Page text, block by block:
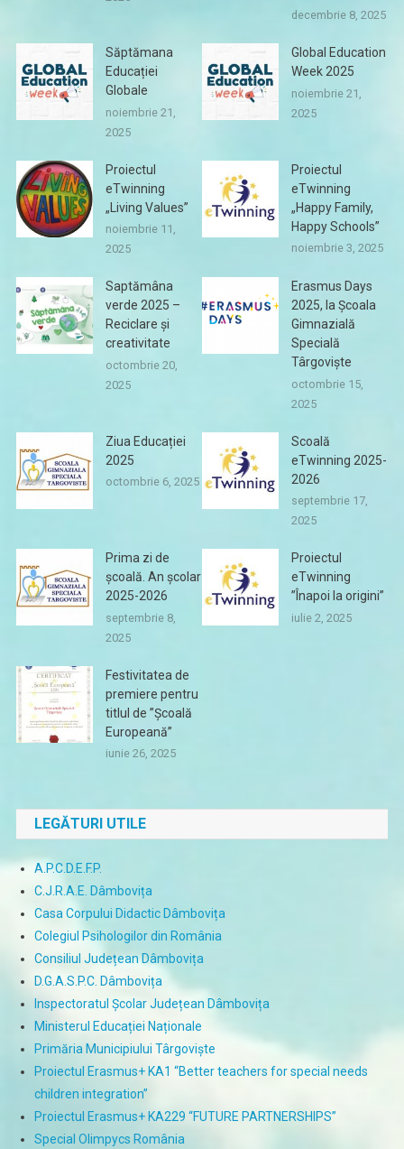
decembrie 8, 2025
Săptămana
Educației
Globale
noiembrie 21,
2025
Global Education
Week 2025
noiembrie 21,
2025
Proiectul
eTwinning
„Living Values”
noiembrie 11,
2025
Proiectul
eTwinning
„Happy Family,
Happy Schools”
noiembrie 3, 2025
Saptămâna
verde 2025 –
Reciclare și
creativitate
octombrie 20,
2025
Erasmus Days
2025, la Școala
Gimnazială
Specială
Târgoviște
octombrie 15,
2025
Ziua Educației
2025
octombrie 6, 2025
Scoală
eTwinning 2025-
2026
septembrie 17,
2025
Prima zi de
școală. An școlar
2025-2026
septembrie 8,
2025
Proiectul
eTwinning
”Înapoi la origini”
iulie 2, 2025
Festivitatea de
premiere pentru
titlul de ”Școală
Europeană”
iunie 26, 2025
LEGĂTURI UTILE
A.P.C.D.E.F.P.
C.J.R.A.E. Dâmbovița
Casa Corpului Didactic Dâmbovița
Colegiul Psihologilor din România
Consiliul Județean Dâmbovița
D.G.A.S.P.C. Dâmbovița
Inspectoratul Școlar Județean Dâmbovița
Ministerul Educației Naționale
Primăria Municipiului Târgoviște
Proiectul Erasmus+ KA1 “Better teachers for special needs
children integration”
Proiectul Erasmus+ KA229 “FUTURE PARTNERSHIPS”
Special Olimpycs România